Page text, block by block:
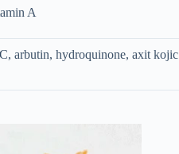
A
arbutin, hydroquinone, axit kojic